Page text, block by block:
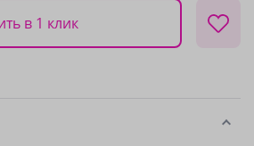
в 1 клик